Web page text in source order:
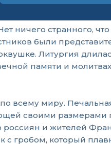
ничего странного,
были
Литургия
памяти и
всему миру.
своими
россиян и жителей
гробом, который